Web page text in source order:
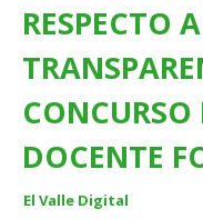
RESPECTO
DOCENTE
El Valle Digital